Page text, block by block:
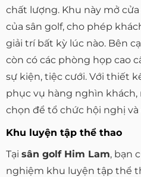
chất lượng. Khu này mở
của sân golf, cho phép
giải trí bất kỳ lúc nào. Bên
còn có các phòng họp cao
sự kiện, tiệc cưới. Với thiết
phục vụ hàng nghìn
chọn để tổ chức hội nghị và
Khu luyện tập thể thao
Tại sân golf Him Lam, bạn
nghiệm khu luyện tập thể